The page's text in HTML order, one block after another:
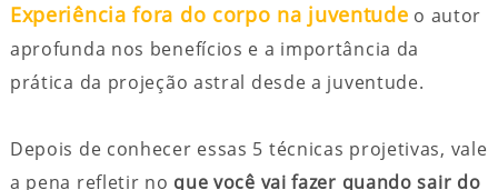
Experiência fora do corpo na juventude o autor
aprofunda nos benefícios e a importância da
prática da projeção astral desde a juventude.
Depois de conhecer essas 5 técnicas projetivas, vale
a pena refletir no que você vai fazer quando sair do